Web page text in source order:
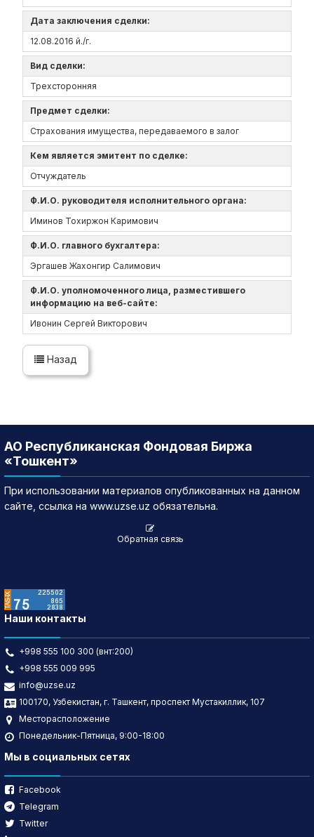
Дата заключения сделки:
12.08.2016 й./г.
Вид сделки:
Трехсторонняя
Предмет сделки:
Страхования имущества, передаваемого в залог
Кем является эмитент по сделке:
Отчуждатель
Ф.И.О. руководителя исполнительного органа:
Иминов Тохиржон Каримович
Ф.И.О. главного бухгалтера:
Эргашев Жахонгир Салимович
Ф.И.О. уполномоченного лица, разместившего
информацию на веб-сайте:
Ивонин Сергей Викторович
Назад
АО Республиканская Фондовая Биржа
«Тошкент»
При использовании материалов опубликованных на данном
сайте, ссылка на www.uzse.uz обязательна.
Обратная связь
Наши контакты
+998 555 100 300 (внт:200)
+998 555 009 995
info@uzse.uz
100170, Узбекистан, г. Ташкент, проспект Мустакиллик, 107
Месторасположение
Понедельник-Пятница, 9:00-18:00
Мы в социальных сетях
Facebook
Telegram
Twitter